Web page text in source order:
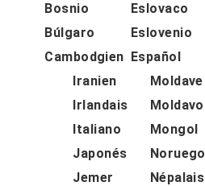
Bosnio
Búlgaro
Cambodgien
Eslovaco
Eslovenio
Español
Iranien
Irlandais
Italiano
Japonés
Jemer
Moldave
Moldavo
Mongol
Noruego
Népalais